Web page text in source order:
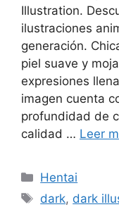
Illustration.
ilustraciones
generación.
piel suave y
expresiones
imagen cuenta
profundidad de
calidad … Leer
Categorías
Hentai
Etiquetas
dark, dark